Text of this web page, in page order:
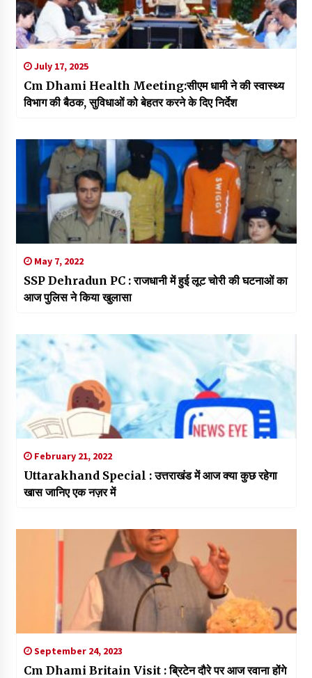
July 17, 2025
Cm Dhami Health Meeting:सीएम धामी ने की स्वास्थ्य
विभाग की बैठक, सुविधाओं को बेहतर करने के दिए निर्देश
May 7, 2022
SSP Dehradun PC : राजधानी में हुई लूट चोरी की घटनाओं का
आज पुलिस ने किया खुलासा
February 21, 2022
Uttarakhand Special : उत्तराखंड में आज क्या कुछ रहेगा
खास जानिए एक नज़र में
September 24, 2023
Cm Dhami Britain Visit : ब्रिटेन दौरे पर आज रवाना होंगे